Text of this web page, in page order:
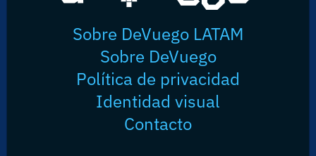
Sobre DeVuego LATAM
Sobre DeVuego
Política de privacidad
Identidad visual
Contacto